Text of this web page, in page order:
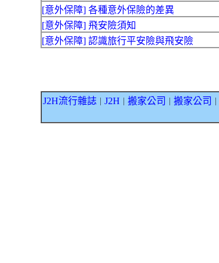
[意外保障] 各種意外保險的差異
[意外保障] 飛安險須知
[意外保障] 認識旅行平安險與飛安險
J2H流行雜誌｜ J2H 搬家公司 搬家公司